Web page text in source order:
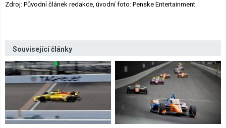
Zdroj: Původní článek redakce, úvodní foto: Penske Entertainment
Související články